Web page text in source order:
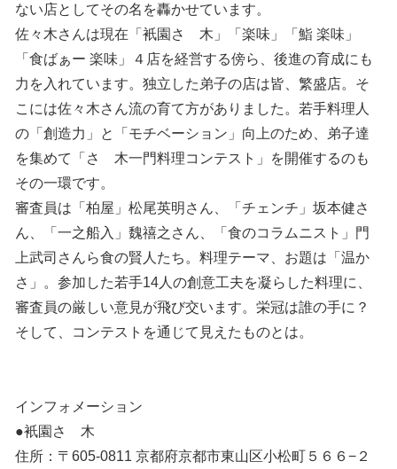
ない店としてその名を轟かせています。
佐々木さんは現在「衹園さゝ木」「楽味」「鮨 楽味」
「食ばぁー 楽味」４店を経営する傍ら、後進の育成にも
力を入れています。独立した弟子の店は皆、繁盛店。そ
こには佐々木さん流の育て方がありました。若手料理人
の「創造力」と「モチベーション」向上のため、弟子達
を集めて「さゝ木一門料理コンテスト」を開催するのも
その一環です。
審査員は「柏屋」松尾英明さん、「チェンチ」坂本健さ
ん、「一之船入」魏禧之さん、「食のコラムニスト」門
上武司さんら食の賢人たち。料理テーマ、お題は「温か
さ」。参加した若手14人の創意工夫を凝らした料理に、
審査員の厳しい意見が飛び交います。栄冠は誰の手に？
そして、コンテストを通じて見えたものとは。
インフォメーション
●衹園さゝ木
住所：〒605-0811 京都府京都市東山区小松町５６６−２